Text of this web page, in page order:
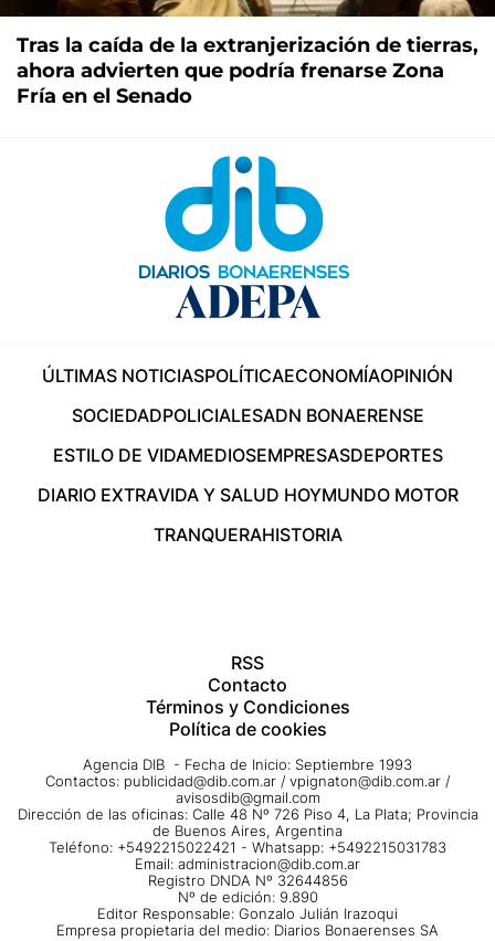
Tras la caída de la extranjerización de tierras,
ahora advierten que podría frenarse Zona
Fría en el Senado
ÚLTIMAS NOTICIASPOLÍTICAECONOMÍAOPINIÓN
SOCIEDADPOLICIALESADN BONAERENSE
ESTILO DE VIDAMEDIOSEMPRESASDEPORTES
DIARIO EXTRAVIDA Y SALUD HOYMUNDO MOTOR
TRANQUERAHISTORIA
RSS
Contacto
Términos y Condiciones
Política de cookies
Agencia DIB - Fecha de Inicio: Septiembre 1993
Contactos: publicidad@dib.com.ar / vpignaton@dib.com.ar /
avisosdib@gmail.com
Dirección de las oficinas: Calle 48 Nº 726 Piso 4, La Plata; Provincia
de Buenos Aires, Argentina
Teléfono: +5492215022421 - Whatsapp: +5492215031783
Email: administracion@dib.com.ar
Registro DNDA Nº 32644856
Nº de edición: 9.890
Editor Responsable: Gonzalo Julián Irazoqui
Empresa propietaria del medio: Diarios Bonaerenses SA